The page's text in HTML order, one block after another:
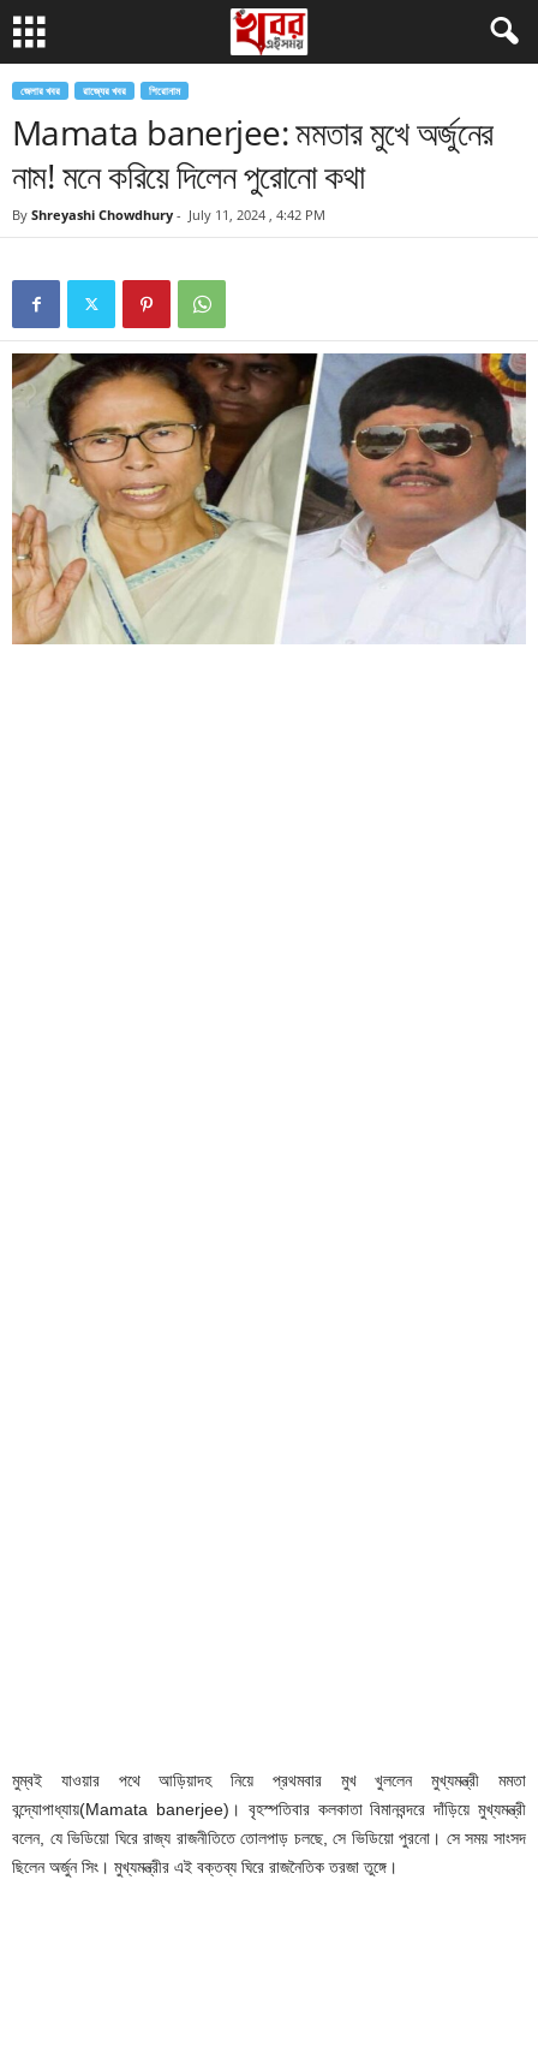
জেলার খবর রাজ্যের খবর শিরোনাম
Mamata banerjee: মমতার মুখে অর্জুনের
নাম! মনে করিয়ে দিলেন পুরোনো কথা
By Shreyashi Chowdhury - July 11, 2024 , 4:42 PM
মুম্বই যাওয়ার পথে আড়িয়াদহ নিয়ে প্রথমবার মুখ খুললেন মুখ্যমন্ত্রী মমতা
বন্দ্যোপাধ্যায়(Mamata banerjee)। বৃহস্পতিবার কলকাতা বিমানবন্দরে দাঁড়িয়ে মুখ্যমন্ত্রী
বলেন, যে ভিডিয়ো ঘিরে রাজ্য রাজনীতিতে তোলপাড় চলছে, সে ভিডিয়ো পুরনো। সে সময় সাংসদ
ছিলেন অর্জুন সিং। মুখ্যমন্ত্রীর এই বক্তব্য ঘিরে রাজনৈতিক তরজা তুঙ্গে।